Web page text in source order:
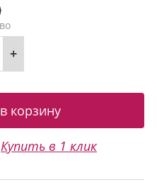
+
Купить в 1 клик